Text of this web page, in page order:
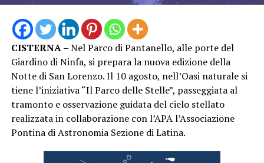
Piazza Lanzuisi si è così confermata ancora una volta
luogo di incontro e condivisione, con una nuova serata
capace di richiamare una significativa presenza di
pubblico nel centro storico di San Felice Circeo. “Un
Mare di Cinema” proseguirà con i prossimi
appuntamenti in programma, continuando a unire
cinema, cultura e territorio nelle serate estive di San
Felice Circeo.
CISTERNA –Nel Parco di Pantanello, alle porte del
Giardino di Ninfa, si prepara la nuova edizione della
Notte di San Lorenzo. Il 10 agosto, nell’Oasi naturale si
tiene l’iniziativa “Il Parco delle Stelle”, passeggiata al
tramonto e osservazione guidata del cielo stellato
realizzata in collaborazione con l’APA l’Associazione
Pontina di Astronomia Sezione di Latina.